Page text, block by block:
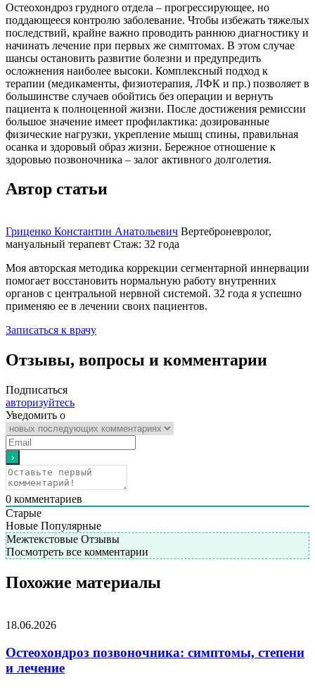
Остеохондроз грудного отдела – прогрессирующее, но
поддающееся контролю заболевание. Чтобы избежать тяжелых
последствий, крайне важно проводить раннюю диагностику и
начинать лечение при первых же симптомах. В этом случае
шансы остановить развитие болезни и предупредить
осложнения наиболее высоки. Комплексный подход к
терапии (медикаменты, физиотерапия, ЛФК и пр.) позволяет в
большинстве случаев обойтись без операции и вернуть
пациента к полноценной жизни. После достижения ремиссии
большое значение имеет профилактика: дозированные
физические нагрузки, укрепление мышц спины, правильная
осанка и здоровый образ жизни. Бережное отношение к
здоровью позвоночника – залог активного долголетия.
Автор статьи
Гриценко Константин Анатольевич Вертеброневролог,
мануальный терапевт Стаж: 32 года
Моя авторская методика коррекции сегментарной иннервации
помогает восстановить нормальную работу внутренних
органов с центральной нервной системой. 32 года я успешно
применяю ее в лечении своих пациентов.
Записаться к врачу
Отзывы, вопросы и комментарии
Подписаться
авторизуйтесь
Уведомить о
0 комментариев
Старые
Новые Популярные
Межтекстовые Отзывы
Посмотреть все комментарии
Похожие материалы
18.06.2026
Остеохондроз позвоночника: симптомы, степени
и лечение